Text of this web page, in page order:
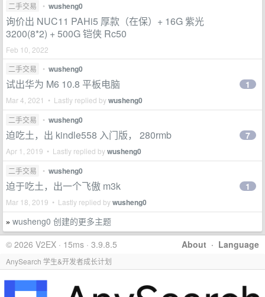
二手交易
• wusheng0
询价出 NUC11 PAHi5 厚款（在保）+ 16G 紫光
3200(8*2) + 500G 铠侠 Rc50
Feb 10, 2022
二手交易
• wusheng0
试出华为 M6 10.8 平板电脑
Mar 4, 2021 • Lastly replied bywusheng0
1
二手交易 • wusheng0
迫吃土，出 kindle558 入门版， 280rmb
Apr 1, 2019 • Lastly replied bywusheng0
7
二手交易 • wusheng0
迫于吃土，出一个飞傲 m3k
Mar 18, 2019 • Lastly replied bywusheng0
1
» wusheng0 创建的更多主题
About · Language
© 2026 V2EX · 15ms · 3.9.8.5
AnySearch 学生&开发者成长计划